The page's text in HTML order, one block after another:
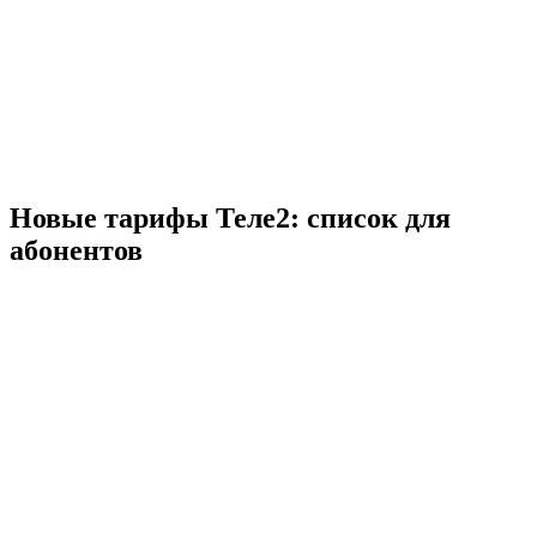
Новые тарифы Теле2: список для
абонентов